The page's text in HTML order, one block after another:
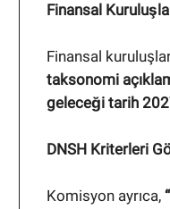
Finansal
Finansal
taksonomi
geleceği tarih
DNSH Kriterleri
Komisyon ayrıca,